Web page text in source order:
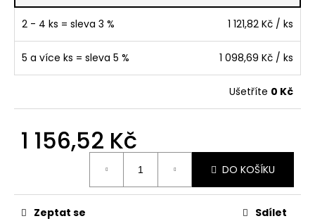
2 - 4 ks = sleva 3 % 1 121,82 Kč / ks
5 a více ks = sleva 5 % 1 098,69 Kč / ks
Ušetříte 0 Kč
1 156,52 Kč
DO KOŠÍKU
Zeptat se Sdílet
m
e